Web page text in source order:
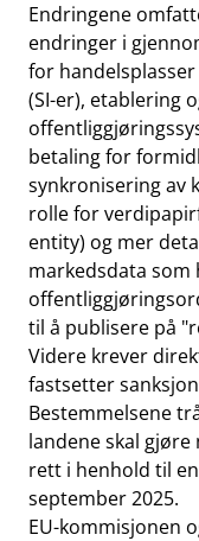
Endringene
endringer i
for
(SI-er), etablering
betaling for
synkronisering av
rolle for
entity) og mer
markedsdata som
til å publisere på
Videre krever
fastsetter
Bestemmelsene
landene skal
rett i henhold til
september 2025.
EU-kommisjonen